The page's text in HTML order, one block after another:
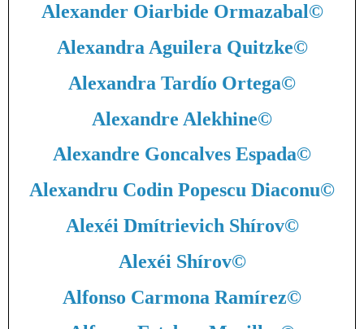
Alexander Oiarbide Ormazabal©
Alexandra Aguilera Quitzke©
Alexandra Tardío Ortega©
Alexandre Alekhine©
Alexandre Goncalves Espada©
Alexandru Codin Popescu Diaconu©
Alexéi Dmítrievich Shírov©
Alexéi Shírov©
Alfonso Carmona Ramírez©